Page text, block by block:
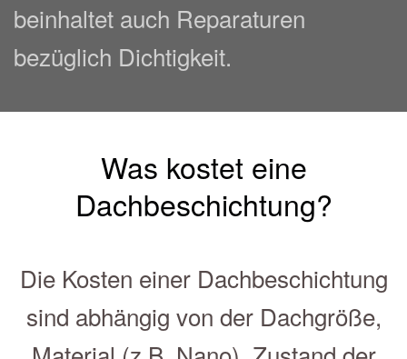
beinhaltet auch Reparaturen
bezüglich Dichtigkeit.
Was kostet eine
Dachbeschichtung?
Die Kosten einer Dachbeschichtung
sind abhängig von der Dachgröße,